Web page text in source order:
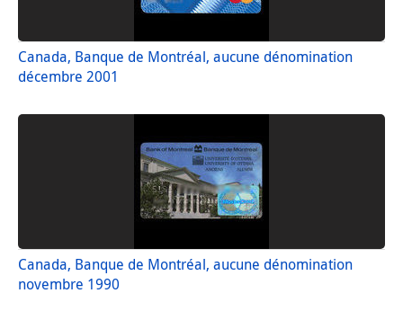
Canada, Banque de Montréal, aucune dénomination
décembre 2001
Canada, Banque de Montréal, aucune dénomination
novembre 1990